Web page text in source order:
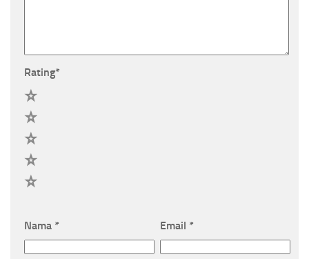
Rating*
Nama * Email *